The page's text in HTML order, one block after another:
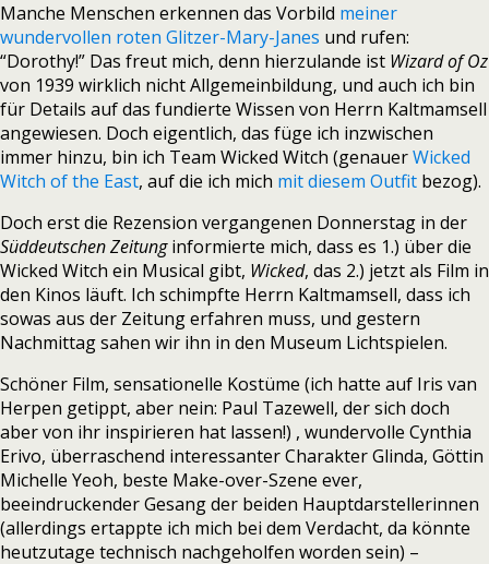
Manche Menschen erkennen das Vorbild meiner
wundervollen roten Glitzer-Mary-Janes und rufen:
“Dorothy!” Das freut mich, denn hierzulande ist Wizard of Oz
von 1939 wirklich nicht Allgemeinbildung, und auch ich bin
für Details auf das fundierte Wissen von Herrn Kaltmamsell
angewiesen. Doch eigentlich, das füge ich inzwischen
immer hinzu, bin ich Team Wicked Witch (genauerWicked
Witch of the East, auf die ich mich mit diesem Outfit bezog).
Doch erst die Rezension vergangenen Donnerstag in der
Süddeutschen Zeitunginformierte mich, dass es 1.) über die
Wicked Witch ein Musical gibt, Wicked, das 2.) jetzt als Film in
den Kinos läuft. Ich schimpfte Herrn Kaltmamsell, dass ich
sowas aus der Zeitung erfahren muss, und gestern
Nachmittag sahen wir ihn in den Museum Lichtspielen.
Schöner Film, sensationelle Kostüme (ich hatte auf Iris van
Herpen getippt, aber nein: Paul Tazewell, der sich doch
aber von ihr inspirieren hat lassen!) , wundervolle Cynthia
Erivo, überraschend interessanter Charakter Glinda, Göttin
Michelle Yeoh, beste Make-over-Szene ever,
beeindruckender Gesang der beiden Hauptdarstellerinnen
(allerdings ertappte ich mich bei dem Verdacht, da könnte
heutzutage technisch nachgeholfen worden sein) –